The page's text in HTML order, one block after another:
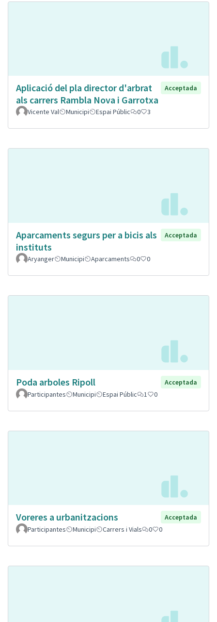
Aplicació del pla director d'arbrat
als carrers Rambla Nova i Garrotxa
Acceptada
Vicente Val Municipi Espai Públic 0 3
Aparcaments segurs per a bicis als
instituts
Acceptada
Aryanger Municipi Aparcaments 0 0
Poda arboles Ripoll
Acceptada
Participantes
Municipi Espai Públic 1 0
Voreres a urbanitzacions
Acceptada
Participantes
Municipi Carrers i Vials 0 0